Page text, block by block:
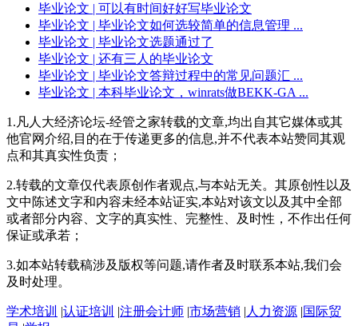
毕业论文 | 可以有时间好好写毕业论文
毕业论文 | 毕业论文如何选较简单的信息管理 ...
毕业论文 | 毕业论文选题通过了
毕业论文 | 还有三人的毕业论文
毕业论文 | 毕业论文答辩过程中的常见问题汇 ...
毕业论文 | 本科毕业论文，winrats做BEKK-GA ...
1.凡人大经济论坛-经管之家转载的文章,均出自其它媒体或其
他官网介绍,目的在于传递更多的信息,并不代表本站赞同其观
点和其真实性负责；
2.转载的文章仅代表原创作者观点,与本站无关。其原创性以及
文中陈述文字和内容未经本站证实,本站对该文以及其中全部
或者部分内容、文字的真实性、完整性、及时性，不作出任何
保证或承若；
3.如本站转载稿涉及版权等问题,请作者及时联系本站,我们会
及时处理。
学术培训 |认证培训 |注册会计师 |市场营销 | 人力资源 |国际贸